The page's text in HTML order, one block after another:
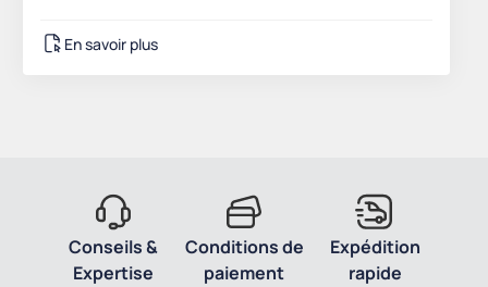
En savoir plus
Conseils &
Expertise
Conditions de
paiement
Expédition
rapide